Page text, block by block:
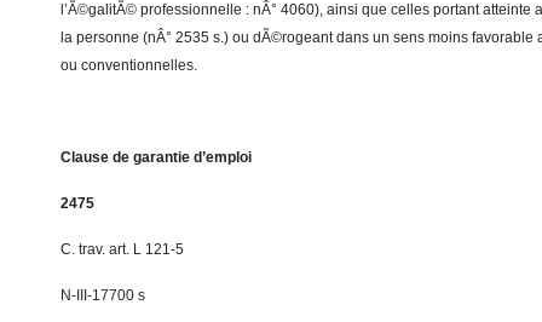
l’Ã©galitÃ© professionnelle : nÂ° 4060), ainsi que celles portant atteinte
la personne (nÂ° 2535 s.) ou dÃ©rogeant dans un sens moins
ou conventionnelles.
Clause de garantie d’emploi
2475
C. trav. art. L 121-5
N-III-17700 s